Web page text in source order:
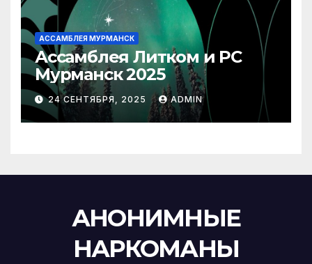
АССАМБЛЕЯ МУРМАНСК
Ассамблея Литком и РС
Мурманск 2025
24 СЕНТЯБРЯ, 2025 ADMIN
АНОНИМНЫЕ
НАРКОМАНЫ